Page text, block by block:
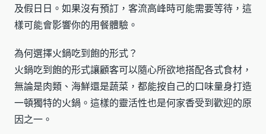
及假日日。如果沒有預訂，客流高峰時可能需要等待，這
樣可能會影響你的用餐體驗。
為何選擇火鍋吃到飽的形式？
火鍋吃到飽的形式讓顧客可以隨心所欲地搭配各式食材，
無論是肉類、海鮮還是蔬菜，都能按自己的口味量身打造
一頓獨特的火鍋。這樣的靈活性也是何家香受到歡迎的原
因之一。